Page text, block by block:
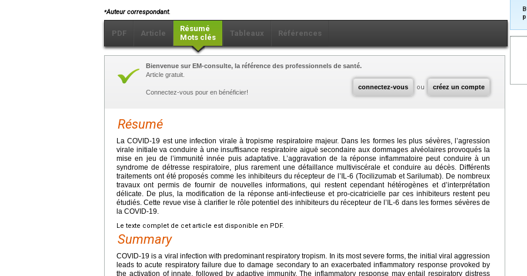
⁎Auteur correspondant.
PDF Article
Résumé
Mots clés
Tableaux Références
connectez-vous ou créez un compte
Bienvenue sur EM-consulte, la référence des professionnels de santé.
Article gratuit.
Connectez-vous pour en bénéficier!
Résumé
La COVID-19 est une infection virale à tropisme respiratoire majeur. Dans les formes les plus sévères, l’agression
virale initiale va conduire à une insuffisance respiratoire aiguë secondaire aux dommages alvéolaires provoqués la
mise en jeu de l’immunité innée puis adaptative. L’aggravation de la réponse inflammatoire peut conduire à un
syndrome de détresse respiratoire, plus rarement une défaillance multiviscérale et conduire au décès. Différents
traitements ont été proposés comme les inhibiteurs du récepteur de l’IL-6 (Tocilizumab et Sarilumab). De nombreux
travaux ont permis de fournir de nouvelles informations, qui restent cependant hétérogènes et d’interprétation
délicate. De plus, la modification de la réponse anti-infectieuse et pro-cicatricielle par ces inhibiteurs restent peu
étudiés. Cette revue vise à clarifier le rôle potentiel des inhibiteurs du récepteur de l’IL-6 dans les formes sévères de
la COVID-19.
Le texte complet de cet article est disponible en PDF.
Summary
COVID-19 is a viral infection with predominant respiratory tropism. In its most severe forms, the initial viral aggression
leads to acute respiratory failure due to damage secondary to an exacerbated inflammatory response provoked by
the activation of innate, followed by adaptive immunity. The inflammatory response may entail respiratory distress